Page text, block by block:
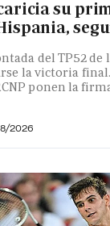
su
del TP52 de
la victoria
ponen la
2026